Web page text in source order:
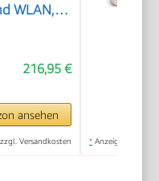
WLAN,
216,95 €
ansehen
Versandkosten * Anzeige